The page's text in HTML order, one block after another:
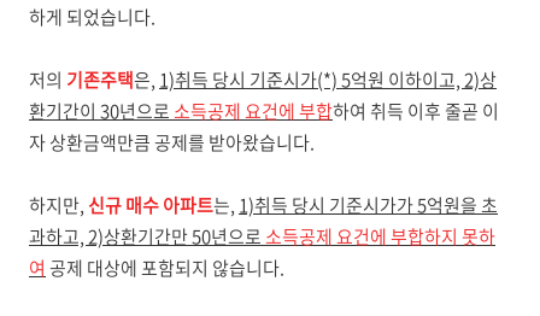
하게 되었습니다.
저의 기존주택은, 1)취득 당시 기준시가(*) 5억원 이하이고, 2)상
환기간이 30년으로소득공제 요건에 부합하여 취득 이후 줄곧 이
자 상환금액만큼 공제를 받아왔습니다.
하지만, 신규 매수 아파트는, 1)취득 당시 기준시가가 5억원을 초
과하고, 2)상환기간만 50년으로소득공제 요건에 부합하지 못하
여 공제 대상에 포함되지 않습니다.